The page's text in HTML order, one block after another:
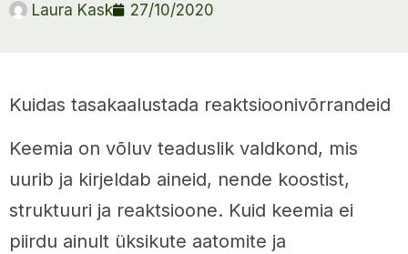
Laura Kask 27/10/2020
Kuidas tasakaalustada reaktsioonivõrrandeid
Keemia on võluv teaduslik valdkond, mis
uurib ja kirjeldab aineid, nende koostist,
struktuuri ja reaktsioone. Kuid keemia ei
piirdu ainult üksikute aatomite ja